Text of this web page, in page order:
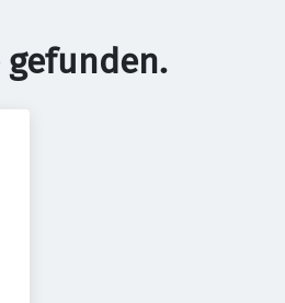
gefunden.